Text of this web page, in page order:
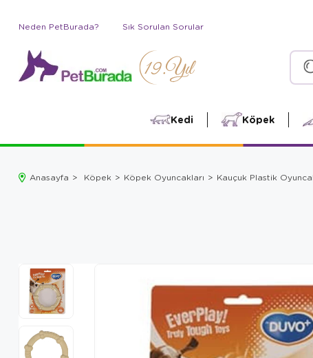
Neden PetBurada? Sık Sorulan Sorular
Kedi Köpek
Anasayfa Köpek Köpek Oyuncakları Kauçuk Plastik